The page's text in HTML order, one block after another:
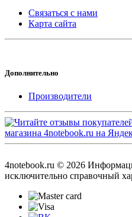
Связаться с нами
Карта сайта
Дополнительно
Производители
4notebook.ru © 2026
исключительно справочный